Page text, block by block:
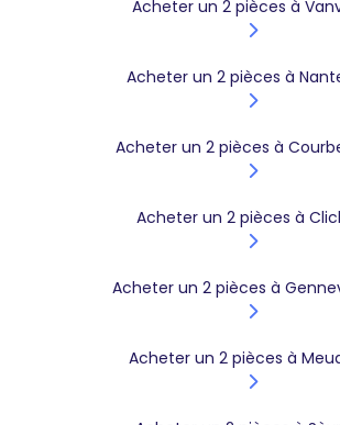
Acheter un 2 pièces à
Acheter un 2 pièces à
Acheter un 2 pièces à
Acheter un 2 pièces à
Acheter un 2 pièces à
Acheter un 2 pièces à